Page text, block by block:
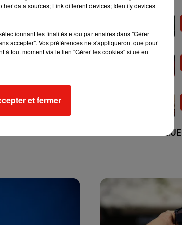
un cours sur la liberté
l'apercevait en compagnie
dans cette enquête
+ DE MUSIQUE
data sources; Link different devices; Identify devices
les finalités et/ou partenaires dans "Gérer
accepter". Vos préférences ne s'appliqueront que pour
à tout moment via le lien "Gérer les cookies" situé en
et fermer